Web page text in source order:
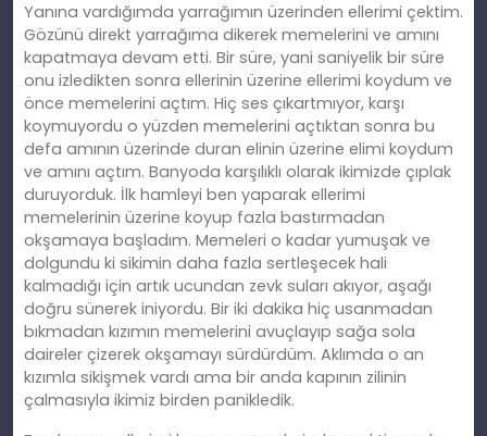
Yanına vardığımda yarrağımın üzerinden ellerimi çektim.
Gözünü direkt yarrağıma dikerek memelerini ve amını
kapatmaya devam etti. Bir süre, yani saniyelik bir süre
onu izledikten sonra ellerinin üzerine ellerimi koydum ve
önce memelerini açtım. Hiç ses çıkartmıyor, karşı
koymuyordu o yüzden memelerini açtıktan sonra bu
defa amının üzerinde duran elinin üzerine elimi koydum
ve amını açtım. Banyoda karşılıklı olarak ikimizde çıplak
duruyorduk. İlk hamleyi ben yaparak ellerimi
memelerinin üzerine koyup fazla bastırmadan
okşamaya başladım. Memeleri o kadar yumuşak ve
dolgundu ki sikimin daha fazla sertleşecek hali
kalmadığı için artık ucundan zevk suları akıyor, aşağı
doğru sünerek iniyordu. Bir iki dakika hiç usanmadan
bıkmadan kızımın memelerini avuçlayıp sağa sola
daireler çizerek okşamayı sürdürdüm. Aklımda o an
kızımla sikişmek vardı ama bir anda kapının zilinin
çalmasıyla ikimiz birden panikledik.